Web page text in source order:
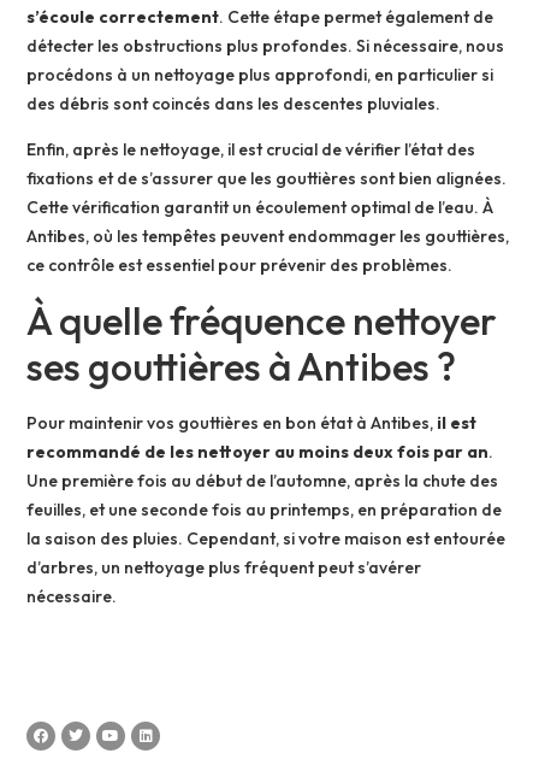
s’écoule correctement. Cette étape permet également de
détecter les obstructions plus profondes. Si nécessaire, nous
procédons à un nettoyage plus approfondi, en particulier si
des débris sont coincés dans les descentes pluviales.
Enfin, après le nettoyage, il est crucial de vérifier l’état des
fixations et de s’assurer que les gouttières sont bien alignées.
Cette vérification garantit un écoulement optimal de l’eau. À
Antibes, où les tempêtes peuvent endommager les gouttières,
ce contrôle est essentiel pour prévenir des problèmes.
À quelle fréquence nettoyer
ses gouttières à Antibes ?
Pour maintenir vos gouttières en bon état à Antibes, il est
recommandé de les nettoyer au moins deux fois par an.
Une première fois au début de l’automne, après la chute des
feuilles, et une seconde fois au printemps, en préparation de
la saison des pluies. Cependant, si votre maison est entourée
d’arbres, un nettoyage plus fréquent peut s’avérer
nécessaire.